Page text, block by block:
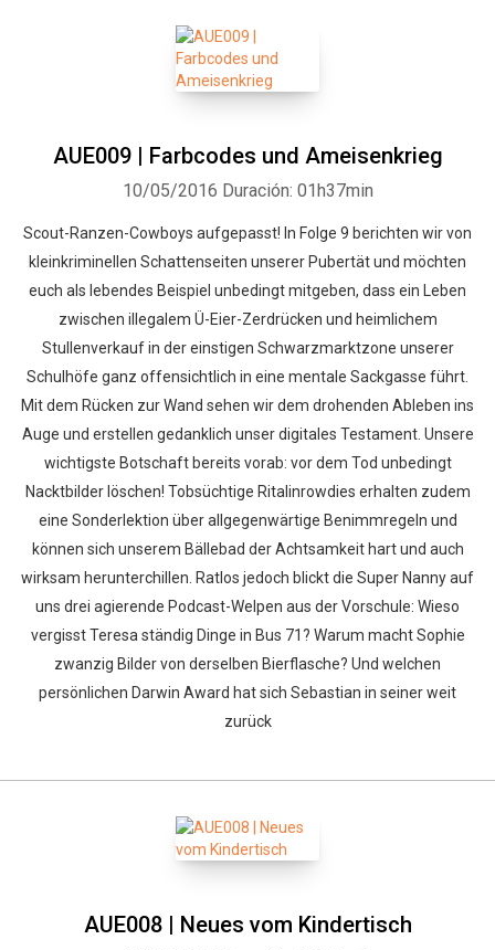
AUE009 | Farbcodes und Ameisenkrieg
10/05/2016 Duración: 01h37min
Scout-Ranzen-Cowboys aufgepasst! In Folge 9 berichten wir von
kleinkriminellen Schattenseiten unserer Pubertät und möchten
euch als lebendes Beispiel unbedingt mitgeben, dass ein Leben
zwischen illegalem Ü-Eier-Zerdrücken und heimlichem
Stullenverkauf in der einstigen Schwarzmarktzone unserer
Schulhöfe ganz offensichtlich in eine mentale Sackgasse führt.
Mit dem Rücken zur Wand sehen wir dem drohenden Ableben ins
Auge und erstellen gedanklich unser digitales Testament. Unsere
wichtigste Botschaft bereits vorab: vor dem Tod unbedingt
Nacktbilder löschen! Tobsüchtige Ritalinrowdies erhalten zudem
eine Sonderlektion über allgegenwärtige Benimmregeln und
können sich unserem Bällebad der Achtsamkeit hart und auch
wirksam herunterchillen. Ratlos jedoch blickt die Super Nanny auf
uns drei agierende Podcast-Welpen aus der Vorschule: Wieso
vergisst Teresa ständig Dinge in Bus 71? Warum macht Sophie
zwanzig Bilder von derselben Bierflasche? Und welchen
persönlichen Darwin Award hat sich Sebastian in seiner weit
zurück
AUE008 | Neues vom Kindertisch